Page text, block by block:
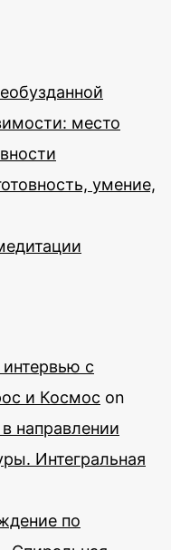
место
умение,
интервью с
и Космос on
направлении
Интегральная
по